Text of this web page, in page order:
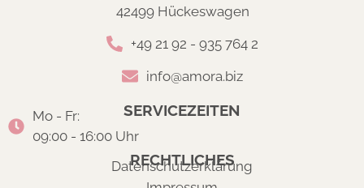
42499 Hückeswagen
+49 21 92 - 935 764 2
info@amora.biz
SERVICEZEITEN
Mo - Fr:
09:00 - 16:00 Uhr
RECHTLICHES
Datenschutzerklärung